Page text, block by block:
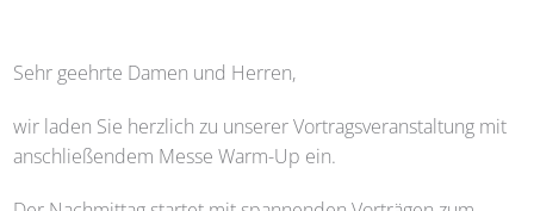
Sehr geehrte Damen und Herren,
wir laden Sie herzlich zu unserer Vortragsveranstaltung mit
anschließendem Messe Warm-Up ein.